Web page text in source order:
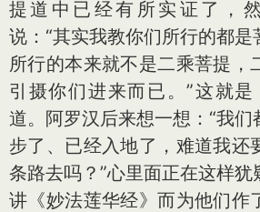
提道中已经有所实证了，
说：“其实我教你们所行的都是
所行的本来就不是二乘菩提，
引摄你们进来而已。”这就
道。阿罗汉后来想一想：“我
步了、已经入地了，难道我还
条路去吗？”心里面正在这样
讲《妙法莲华经》而为他们作